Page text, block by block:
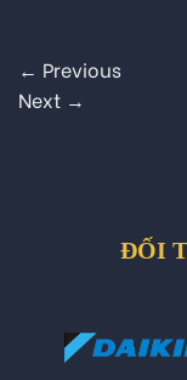
← Previous
Next →
ĐỐI